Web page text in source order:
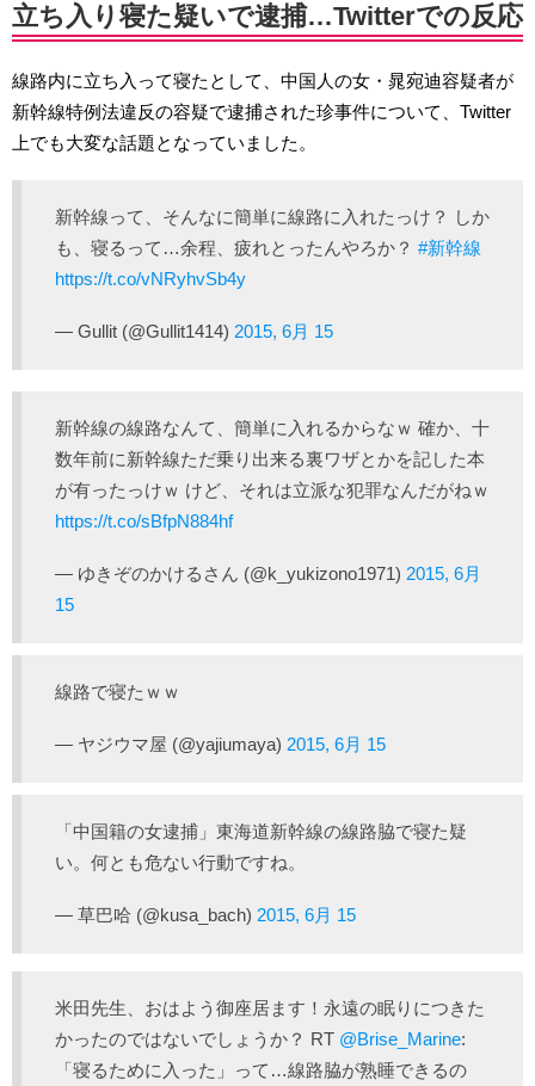
立ち入り寝た疑いで逮捕…Twitterでの反応
線路内に立ち入って寝たとして、中国人の女・晁宛迪容疑者が
新幹線特例法違反の容疑で逮捕された珍事件について、Twitter
上でも大変な話題となっていました。
新幹線って、そんなに簡単に線路に入れたっけ？ しか
も、寝るって…余程、疲れとったんやろか？ #新幹線
https://t.co/vNRyhvSb4y
— Gullit (@Gullit1414) 2015, 6月 15
新幹線の線路なんて、簡単に入れるからなｗ 確か、十
数年前に新幹線ただ乗り出来る裏ワザとかを記した本
が有ったっけｗ けど、それは立派な犯罪なんだがねｗ
https://t.co/sBfpN884hf
— ゆきぞのかけるさん (@k_yukizono1971) 2015, 6月
15
線路で寝たｗｗ
— ヤジウマ屋 (@yajiumaya) 2015, 6月 15
「中国籍の女逮捕」東海道新幹線の線路脇で寝た疑
い。何とも危ない行動ですね。
— 草巴哈 (@kusa_bach) 2015, 6月 15
米田先生、おはよう御座居ます！永遠の眠りにつきた
かったのではないでしょうか？ RT @Brise_Marine:
「寝るために入った」って…線路脇が熟睡できるの